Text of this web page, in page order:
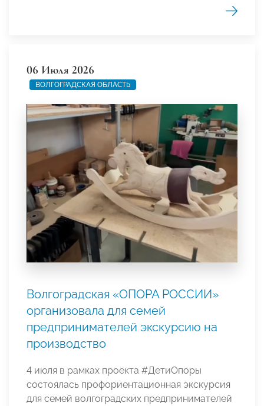
06 Июля 2026
ВОЛГОГРАДСКАЯ ОБЛАСТЬ
Волгоградская «ОПОРА РОССИИ»
организовала для семей
предпринимателей экскурсию на
производство
4 июля в рамках проекта #ДетиОпоры
состоялась профориентационная экскурсия
для семей волгоградских предпринимателей